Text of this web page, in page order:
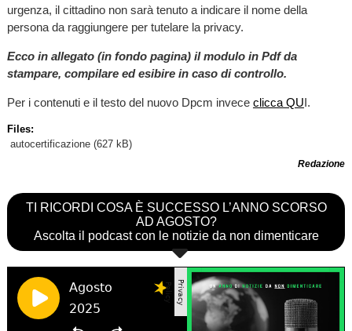
urgenza, il cittadino non sarà tenuto a indicare il nome della
persona da raggiungere per tutelare la privacy.
Ecco in allegato (in fondo pagina) il modulo in Pdf da
stampare, compilare ed esibire in caso di controllo.
Per i contenuti e il testo del nuovo Dpcm invece clicca QUI.
Files:
autocertificazione(627 kB)
Redazione
TI RICORDI COSA È SUCCESSO L’ANNO SCORSO
AD AGOSTO?
Ascolta il podcast con le notizie da non dimenticare